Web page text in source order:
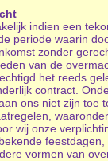
indien een
periode waarin
zonder
van de
het reeds
contract.
ons niet zijn toe
wij onze
vormen van